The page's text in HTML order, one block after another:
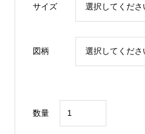
¥4,785
¥5,885
サイズ
図柄
数量
碁・